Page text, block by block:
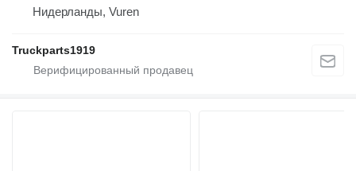
Нидерланды, Vuren
Truckparts1919